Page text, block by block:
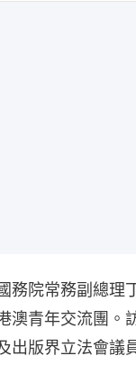
務院常務副總理
澳青年交流團。
出版界立法會議